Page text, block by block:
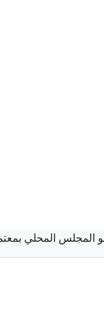
المحلي